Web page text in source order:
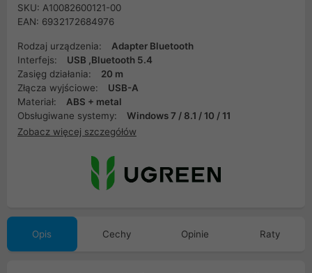
SKU: A10082600121-00
EAN: 6932172684976
Rodzaj urządzenia:
Adapter Bluetooth
Interfejs:
USB ,Bluetooth 5.4
Zasięg działania:
20 m
Złącza wyjściowe:
USB-A
Materiał:
ABS + metal
Obsługiwane systemy:
Windows 7 / 8.1 / 10 / 11
Zobacz więcej szczegółów
Opis Cechy Opinie Raty